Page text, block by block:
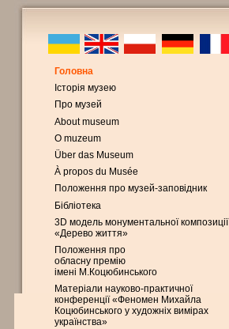
Головна
Історія музею
Про музей
About museum
O muzeum
Über das Museum
À propos du Musée
Положення про музей-заповідник
Бібліотека
3D модель монументальної композиції
«Дерево життя»
Положення про
обласну премію
імені М.Коцюбинського
Матеріали науково-практичної
конференції «Феномен Михайла
Коцюбинського у художніх вимірах
українства»